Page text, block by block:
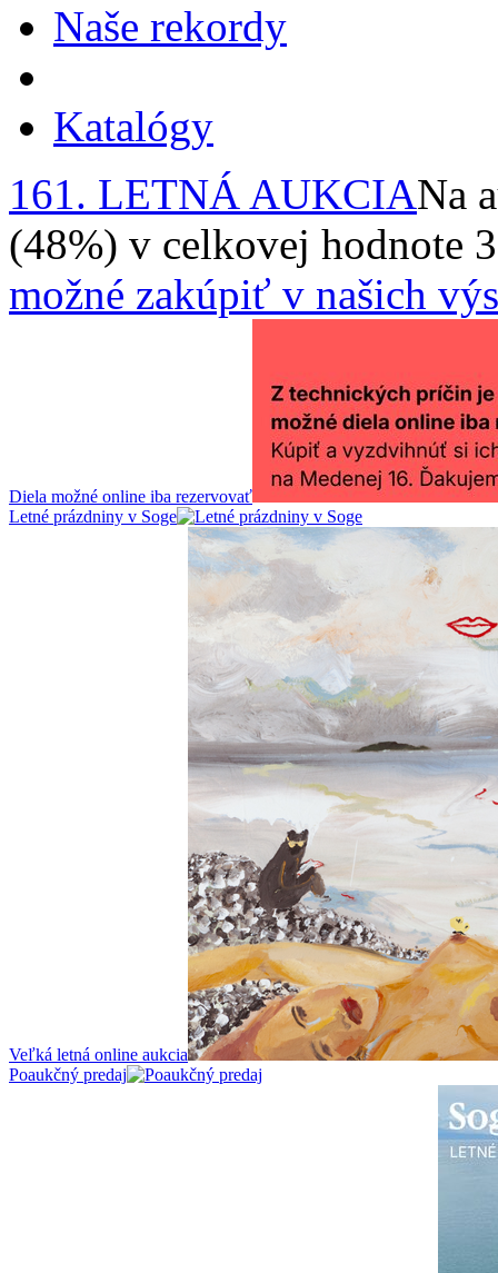
Naše rekordy
Katalógy
161. LETNÁ AUKCIANa
(48%) v celkovej hodnote
možné zakúpiť v našich
Diela možné online iba rezervovať
Letné prázdniny v Soge
Veľká letná online aukcia
Poaukčný predaj